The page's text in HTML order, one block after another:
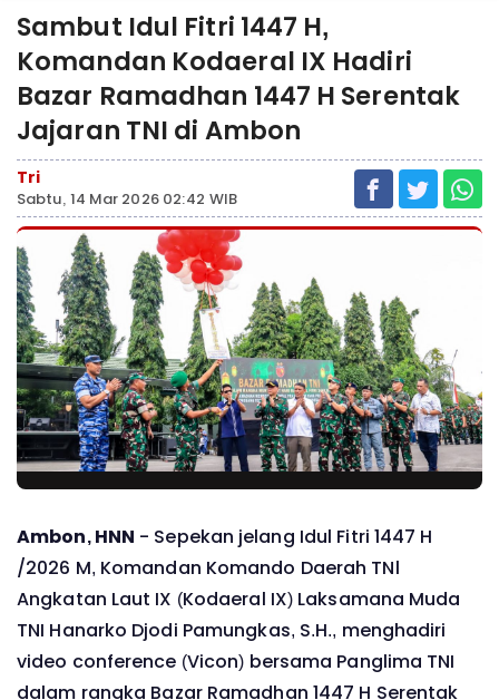
Sambut Idul Fitri 1447 H,
Komandan Kodaeral IX Hadiri
Bazar Ramadhan 1447 H Serentak
Jajaran TNI di Ambon
Tri
Sabtu, 14 Mar 2026 02:42 WIB
Ambon, HNN - Sepekan jelang Idul Fitri 1447 H
/2026 M, Komandan Komando Daerah TNl
Angkatan Laut IX (Kodaeral IX) Laksamana Muda
TNI Hanarko Djodi Pamungkas, S.H., menghadiri
video conference (Vicon) bersama Panglima TNI
dalam rangka Bazar Ramadhan 1447 H Serentak